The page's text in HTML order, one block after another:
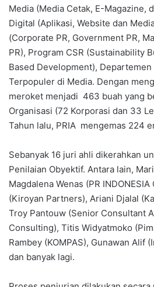
Media (Media Cetak, E-Magazine,
Digital (Aplikasi, Website dan
(Corporate PR, Government PR,
PR), Program CSR (Sustainability
Based Development), Departemen
Terpopuler di Media. Dengan
meroket menjadi 463 buah yang
Organisasi (72 Korporasi dan 33
Tahun lalu, PRIA mengemas 224
Sebanyak 16 juri ahli dikerahkan
Penilaian Obyektif. Antara lain,
Magdalena Wenas (PR
(Kiroyan Partners), Ariani Djalal
Troy Pantouw (Senior Consultant
Consulting), Titis Widyatmoko
Rambey (KOMPAS), Gunawan Alif
dan banyak lagi.